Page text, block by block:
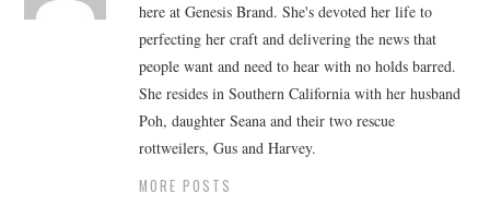
here at Genesis Brand. She's devoted her life to
perfecting her craft and delivering the news that
people want and need to hear with no holds barred.
She resides in Southern California with her husband
Poh, daughter Seana and their two rescue
rottweilers, Gus and Harvey.
MORE POSTS